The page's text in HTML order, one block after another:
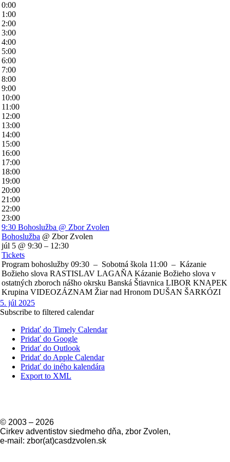
0:00
1:00
2:00
3:00
4:00
5:00
6:00
7:00
8:00
9:00
10:00
11:00
12:00
13:00
14:00
15:00
16:00
17:00
18:00
19:00
20:00
21:00
22:00
23:00
9:30 Bohoslužba @ Zbor Zvolen
Bohoslužba @ Zbor Zvolen
júl 5 @ 9:30 – 12:30
Tickets
Program bohoslužby 09:30 – Sobotná škola 11:00 – Kázanie
Božieho slova RASTISLAV LAGAŇA Kázanie Božieho slova v
ostatných zboroch nášho okrsku Banská Štiavnica LIBOR KNAPEK
Krupina VIDEOZÁZNAM Žiar nad Hronom DUŠAN ŠARKÓZI
5. júl 2025
Subscribe to filtered calendar
Pridať do Timely Calendar
Pridať do Google
Pridať do Outlook
Pridať do Apple Calendar
Pridať do iného kalendára
Export to XML
© 2003 – 2026
Cirkev adventistov siedmeho dňa, zbor Zvolen,
e-mail: zbor(at)casdzvolen.sk